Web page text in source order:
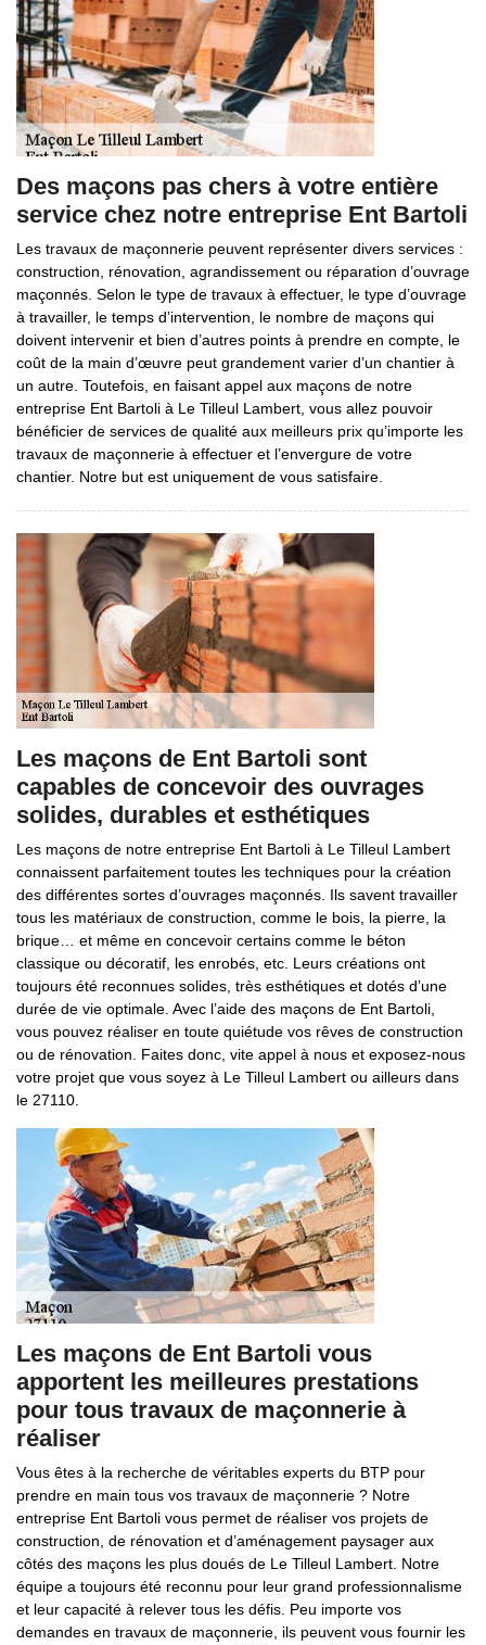
Des maçons pas chers à votre entière
service chez notre entreprise Ent Bartoli
Les travaux de maçonnerie peuvent représenter divers services :
construction, rénovation, agrandissement ou réparation d’ouvrage
maçonnés. Selon le type de travaux à effectuer, le type d’ouvrage
à travailler, le temps d’intervention, le nombre de maçons qui
doivent intervenir et bien d’autres points à prendre en compte, le
coût de la main d’œuvre peut grandement varier d’un chantier à
un autre. Toutefois, en faisant appel aux maçons de notre
entreprise Ent Bartoli à Le Tilleul Lambert, vous allez pouvoir
bénéficier de services de qualité aux meilleurs prix qu’importe les
travaux de maçonnerie à effectuer et l’envergure de votre
chantier. Notre but est uniquement de vous satisfaire.
Les maçons de Ent Bartoli sont
capables de concevoir des ouvrages
solides, durables et esthétiques
Les maçons de notre entreprise Ent Bartoli à Le Tilleul Lambert
connaissent parfaitement toutes les techniques pour la création
des différentes sortes d’ouvrages maçonnés. Ils savent travailler
tous les matériaux de construction, comme le bois, la pierre, la
brique… et même en concevoir certains comme le béton
classique ou décoratif, les enrobés, etc. Leurs créations ont
toujours été reconnues solides, très esthétiques et dotés d’une
durée de vie optimale. Avec l’aide des maçons de Ent Bartoli,
vous pouvez réaliser en toute quiétude vos rêves de construction
ou de rénovation. Faites donc, vite appel à nous et exposez-nous
votre projet que vous soyez à Le Tilleul Lambert ou ailleurs dans
le 27110.
Les maçons de Ent Bartoli vous
apportent les meilleures prestations
pour tous travaux de maçonnerie à
réaliser
Vous êtes à la recherche de véritables experts du BTP pour
prendre en main tous vos travaux de maçonnerie ? Notre
entreprise Ent Bartoli vous permet de réaliser vos projets de
construction, de rénovation et d’aménagement paysager aux
côtés des maçons les plus doués de Le Tilleul Lambert. Notre
équipe a toujours été reconnu pour leur grand professionnalisme
et leur capacité à relever tous les défis. Peu importe vos
demandes en travaux de maçonnerie, ils peuvent vous fournir les